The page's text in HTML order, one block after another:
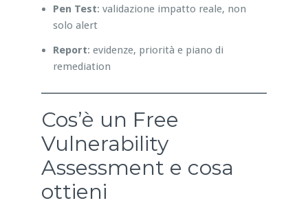
Pen Test: validazione impatto reale, non
solo alert
Report: evidenze, priorità e piano di
remediation
Cos’è un Free
Vulnerability
Assessment e cosa
ottieni